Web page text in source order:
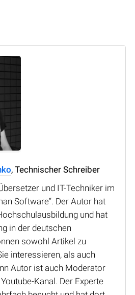
, Technischer Schreiber
und IT-Techniker im
Software“. Der Autor hat
und hat
in der deutschen
sowohl Artikel zu
interessieren, als auch
Autor ist auch Moderator
Kanal. Der Experte